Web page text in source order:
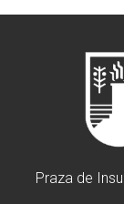
Praza de